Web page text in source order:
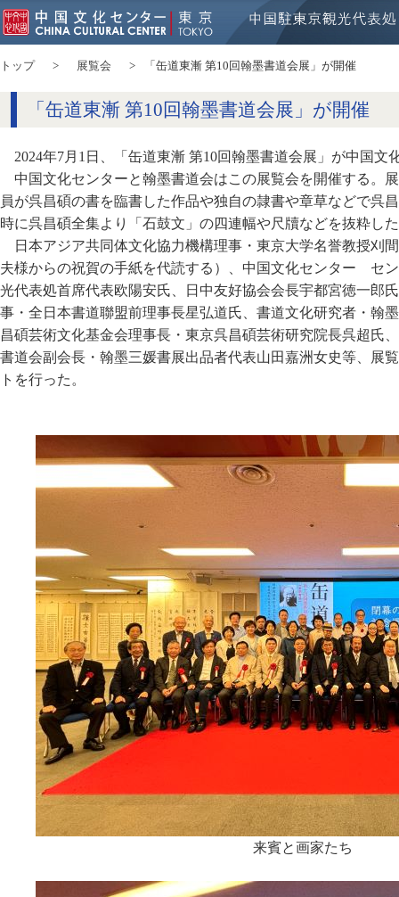
トップ 展覧会 「缶道東漸 第10回翰墨書道会展」が開催
「缶道東漸 第10回翰墨書道会展」が開催
2024年7月1日、「缶道東漸 第10回翰墨書道会展」が中国文
中国文化センターと翰墨書道会はこの展覧会を開催する。
員が呉昌碩の書を臨書した作品や独自の隷書や章草などで呉
時に呉昌碩全集より「石鼓文」の四連幅や尺牘などを抜粋し
日本アジア共同体文化協力機構理事・東京大学名誉教授刈
夫様からの祝賀の手紙を代読する）、中国文化センター セ
光代表処首席代表欧陽安氏、日中友好協会会長宇都宮徳一郎
事・全日本書道聯盟前理事長星弘道氏、書道文化研究者・翰
昌碩芸術文化基金会理事長・東京呉昌碩芸術研究院長呉超氏
書道会副会長・翰墨三媛書展出品者代表山田嘉洲女史等、展
トを行った。
来賓と画家たち